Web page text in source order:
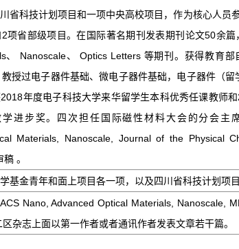
省科技计划项目和一项中央高校项目，作为核心人员
项省部级项目。在国际著名期刊发表期刊论文50余
、 Nanoscale、 Optics Letters 等期刊。获得教育
教授过电子器件基础、微电子器件基础，电子器件（
年度电子科技大学来华留学生本科优秀任课教师
进步奖。四次担任国际磁性材料大会的分会主
Materials, Nanoscale, Journal of the Physical
。
基金青年和面上项目各一项，以及四川省科技计划项
Nano, Advanced Optical Materials, Nanoscale,
杂志上面以第一作者或者通讯作者发表文章若干篇。